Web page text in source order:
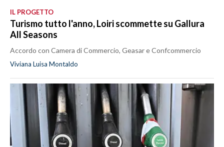
IL PROGETTO
Turismo tutto l'anno, Loiri scommette su Gallura
All Seasons
Accordo con Camera di Commercio, Geasar e Confcommercio
Viviana Luisa Montaldo